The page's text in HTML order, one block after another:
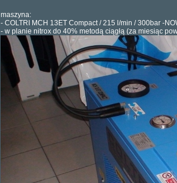
maszyna:
- COLTRI MCH 13ET Compact / 215 l/min / 300bar -
- w planie nitrox do 40% metodą ciągłą (za miesiąc